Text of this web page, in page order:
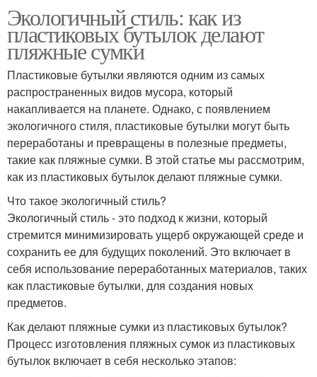
Экологичный стиль: как из
пластиковых бутылок делают
пляжные сумки
Пластиковые бутылки являются одним из самых
распространенных видов мусора, который
накапливается на планете. Однако, с появлением
экологичного стиля, пластиковые бутылки могут быть
переработаны и превращены в полезные предметы,
такие как пляжные сумки. В этой статье мы рассмотрим,
как из пластиковых бутылок делают пляжные сумки.
Что такое экологичный стиль?
Экологичный стиль - это подход к жизни, который
стремится минимизировать ущерб окружающей среде и
сохранить ее для будущих поколений. Это включает в
себя использование переработанных материалов, таких
как пластиковые бутылки, для создания новых
предметов.
Как делают пляжные сумки из пластиковых бутылок?
Процесс изготовления пляжных сумок из пластиковых
бутылок включает в себя несколько этапов: